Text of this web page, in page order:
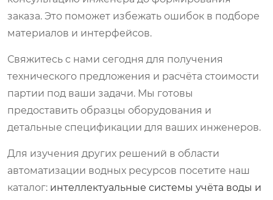
заказа. Это поможет избежать ошибок в подборе
материалов и интерфейсов.
Свяжитесь с нами сегодня для получения
технического предложения и расчёта стоимости
партии под ваши задачи. Мы готовы
предоставить образцы оборудования и
детальные спецификации для ваших инженеров.
Для изучения других решений в области
автоматизации водных ресурсов посетите наш
каталог: интеллектуальные системы учёта воды и